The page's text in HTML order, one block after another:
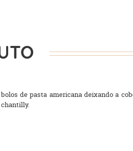
de pasta americana deixando a
chantilly.